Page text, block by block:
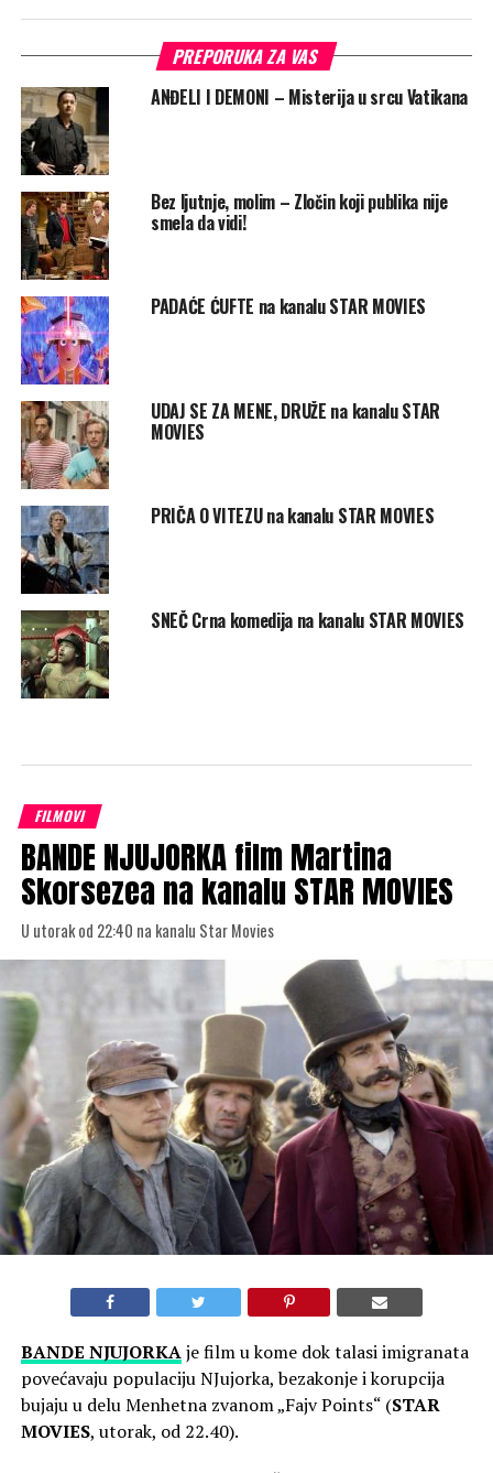
PREPORUKA ZA VAS
ANĐELI I DEMONI – Misterija u srcu Vatikana
Bez ljutnje, molim – Zločin koji publika nije
smela da vidi!
PADAĆE ĆUFTE na kanalu STAR MOVIES
UDAJ SE ZA MENE, DRUŽE na kanalu STAR
MOVIES
PRIČA O VITEZU na kanalu STAR MOVIES
SNEČ Crna komedija na kanalu STAR MOVIES
FILMOVI
BANDE NJUJORKA film Martina
Skorsezea na kanalu STAR MOVIES
U utorak od 22:40 na kanalu Star Movies
BANDE NJUJORKAje film u kome dok talasi imigranata
povećavaju populaciju NJujorka, bezakonje i korupcija
bujaju u delu Menhetna zvanom „Fajv Points“ (STAR
MOVIES, utorak, od 22.40).